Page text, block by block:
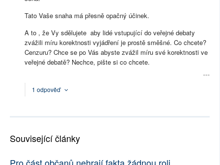
Tato Vaše snaha má přesně opačný účinek.
A to , že Vy sdělujete aby lidé vstupující do veřejné debaty
zvážili míru korektnosti vyjádření je prostě směšné. Co chcete?
Cenzuru? Chce se po Vás abyste zvážil míru své korektnosti ve
veřejné debatě? Nechce, pište si co chcete.
1 odpověď
Související články